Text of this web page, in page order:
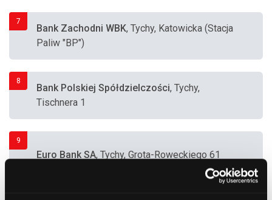
7
Bank Zachodni WBK, Tychy, Katowicka (Stacja
Paliw "BP")
8
Bank Polskiej Spółdzielczości, Tychy,
Tischnera 1
9
Euro Bank SA, Tychy, Grota-Roweckiego 61